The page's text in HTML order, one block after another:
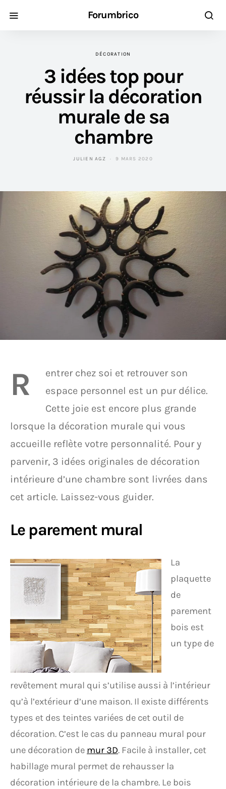
Forumbrico
DÉCORATION
3 idées top pour
réussir la décoration
murale de sa
chambre
JULIEN AGZ 9 MARS 2020
R
entrer chez soi et retrouver son
espace personnel est un pur délice.
Cette joie est encore plus grande
lorsque la décoration murale qui vous
accueille reflète votre personnalité. Pour y
parvenir, 3 idées originales de décoration
intérieure d’une chambre sont livrées dans
cet article. Laissez-vous guider.
Le parement mural
La
plaquette
de
parement
bois est
un type de
revêtement mural qui s’utilise aussi à l’intérieur
qu’à l’extérieur d’une maison. Il existe différents
types et des teintes variées de cet outil de
décoration. C’est le cas du panneau mural pour
une décoration de mur 3D. Facile à installer, cet
habillage mural permet de rehausser la
décoration intérieure de la chambre. Le bois